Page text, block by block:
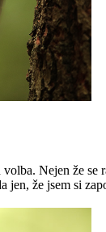
Nejen že
že jsem si